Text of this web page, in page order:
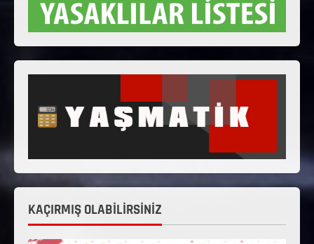
KAÇIRMIŞ OLABİLİRSİNİZ